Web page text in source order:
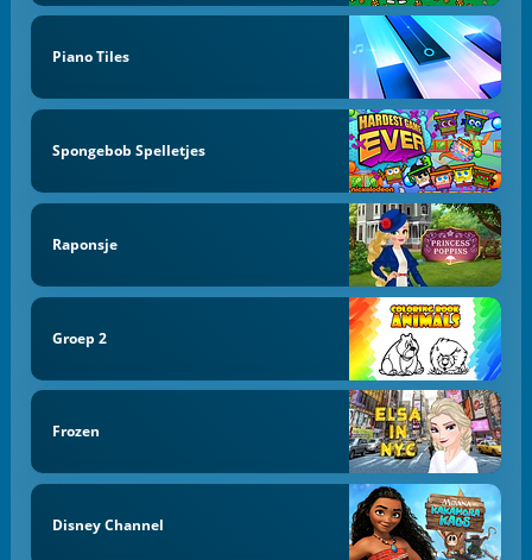
Piano Tiles
Spongebob Spelletjes
Raponsje
Groep 2
Frozen
Disney Channel